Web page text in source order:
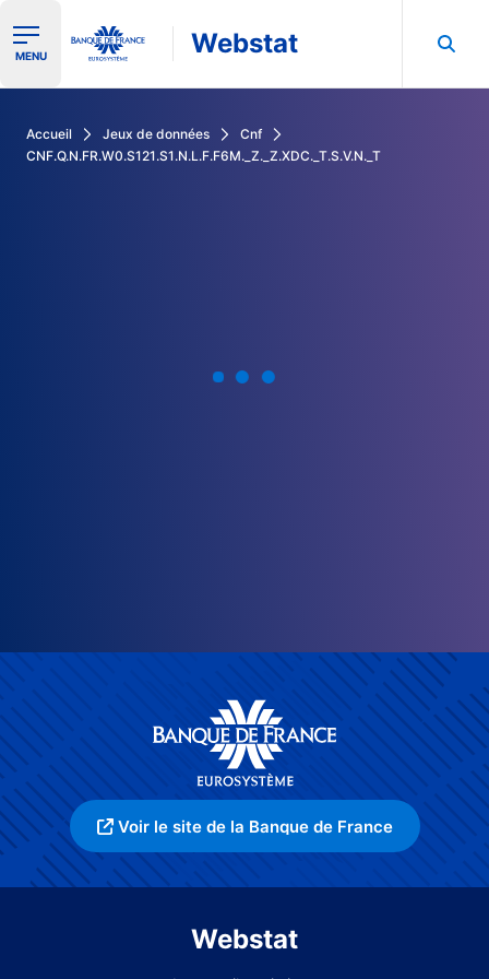
Ouvrir le menu de navigation
MENU Webstat
Accueil Jeux de données
Cnf
CNF.Q.N.FR.W0.S121.S1.N.L.F.F6M._Z._Z.XDC._T.S.V.N._T
Voir le site de la Banque de France
Webstat